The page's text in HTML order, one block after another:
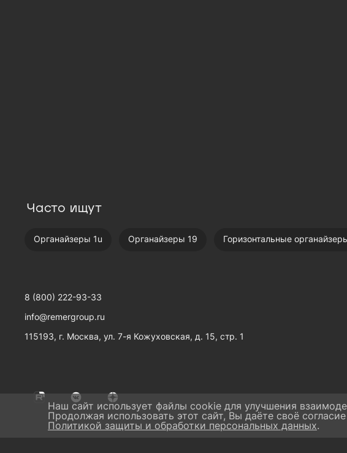
Часто ищут
Органайзеры 1u Органайзеры 19 Горизонтальные
8 (800) 222-93-33
info@remergroup.ru
115193, г. Москва, ул. 7-я Кожуховская, д. 15, стр. 1
Наш сайт использует файлы cookie для улучшения
Продолжая использовать этот сайт, Вы даёте своё
Политикой защиты и обработки персональных данных.